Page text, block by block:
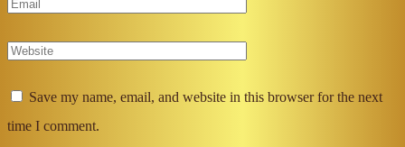
Save my name, email, and website in this browser for the next
time I comment.